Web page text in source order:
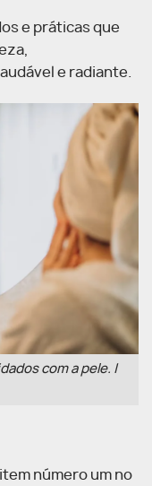
e práticas que
e radiante.
com a pele. |
número um no